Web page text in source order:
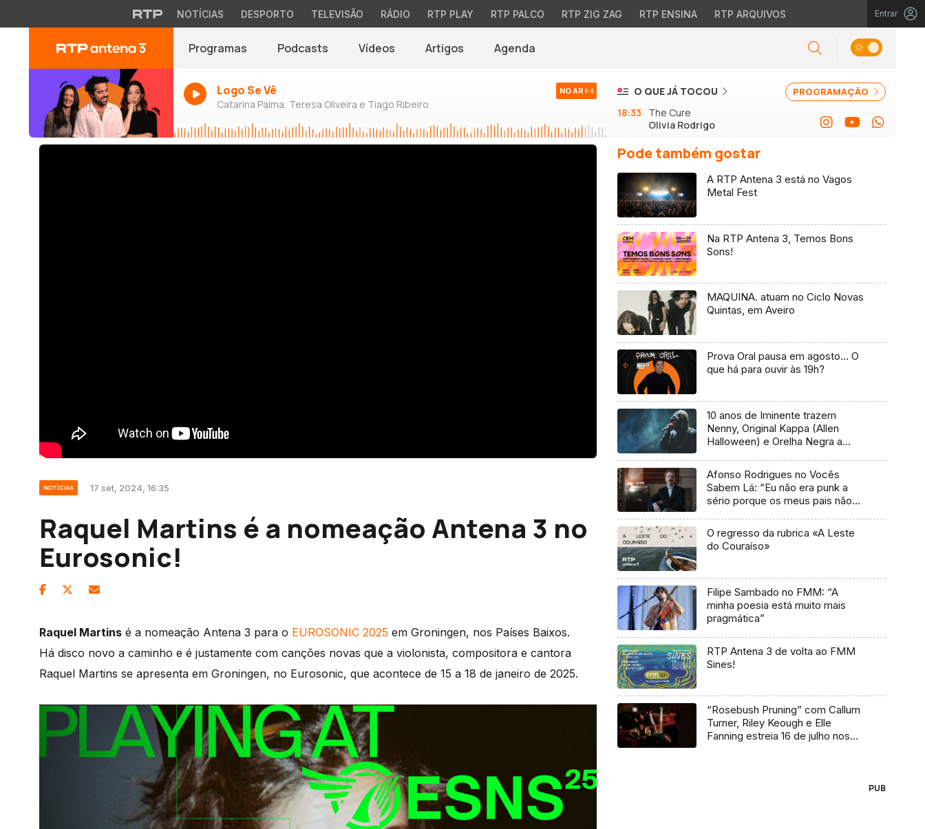
NOTÍCIAS DESPORTO TELEVISÃO RÁDIO RTP PLAY RTP PALCO RTP ZIG ZAG RTP ENSINA RTP ARQUIVOS Entrar
Programas Podcasts Vídeos Artigos Agenda
Logo Se Vê
Catarina Palma, Teresa Oliveira e Tiago Ribeiro
NO AR PROGRAMAÇÃO
O QUE JÁ TOCOU
18:33
The Cure
Olivia Rodrigo
NOTÍCIAS 17 set, 2024, 16:35
Raquel Martins é a nomeação Antena 3 no
Eurosonic!
Raquel Martins é a nomeação Antena 3 para o EUROSONIC 2025 em Groningen, nos Países Baixos.
Há disco novo a caminho e é justamente com canções novas que a violonista, compositora e cantora
Raquel Martins se apresenta em Groningen, no Eurosonic, que acontece de 15 a 18 de janeiro de 2025.
Pode também gostar
A RTP Antena 3 está no Vagos
Metal Fest
Na RTP Antena 3, Temos Bons
Sons!
MAQUINA. atuam no Ciclo Novas
Quintas, em Aveiro
Prova Oral pausa em agosto… O
que há para ouvir às 19h?
10 anos de Iminente trazem
Nenny, Original Kappa (Allen
Halloween) e Orelha Negra a
Afonso Rodrigues no Vocês
Sabem Lá: “Eu não era punk a
sério porque os meus pais não
O regresso da rubrica «A Leste
do Couraíso»
Filipe Sambado no FMM: “A
minha poesia está muito mais
pragmática”
RTP Antena 3 de volta ao FMM
Sines!
“Rosebush Pruning” com Callum
Turner, Riley Keough e Elle
Fanning estreia 16 de julho nos
PUB